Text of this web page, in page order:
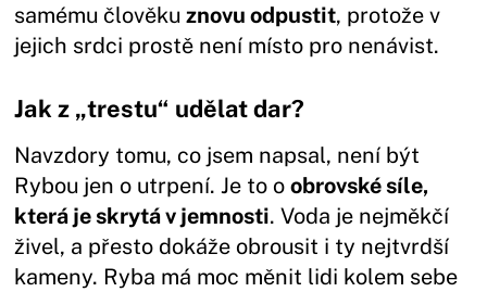
samému člověkuznovu odpustit, protože v
jejich srdci prostě není místo pro nenávist.
Jak z „trestu“ udělat dar?
Navzdory tomu, co jsem napsal, není být
Rybou jen o utrpení. Je to oobrovské síle,
která je skrytá v jemnosti. Voda je nejměkčí
živel, a přesto dokáže obrousit i ty nejtvrdší
kameny. Ryba má moc měnit lidi kolem sebe